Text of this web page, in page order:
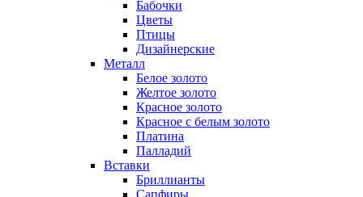
Бабочки
Цветы
Птицы
Дизайнерские
Металл
Белое золото
Желтое золото
Красное золото
Красное с белым золото
Платина
Палладий
Вставки
Бриллианты
Сапфиры